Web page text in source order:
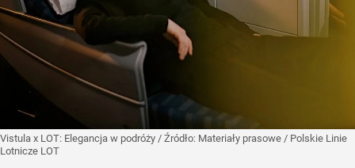
Vistula x LOT: Elegancja w podróży / Źródło: Materiały prasowe / Polskie Linie
Lotnicze LOT